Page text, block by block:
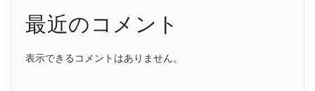
最近のコメント
表示できるコメントはありません。